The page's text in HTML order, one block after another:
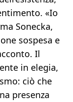
«Io
Sonecka,
sospesa e
Il
in elegia,
ciò che
presenza